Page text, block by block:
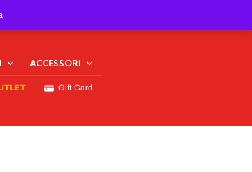
ACCESSORI
Gift Card